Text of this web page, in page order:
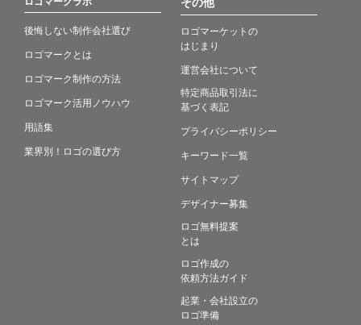
後悔しない制作会社選び
ロゴマークとは
ロゴマーク制作の方法
ロゴマーク活用ノウハウ
用語集
業界別！ロゴの選び方
ロゴマーケットの
はじまり
運営会社について
特定商品取引法に
基づく表記
プライバシーポリシー
キーワード一覧
サイトマップ
デザイナー募集
ロゴ無料提案
とは
ロゴ作成の
依頼方法ガイド
起業・会社設立の
ロゴ準備